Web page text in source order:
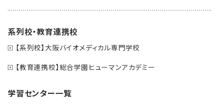
系列校・教育連携校
【系列校】大阪バイオメディカル専門学校
【教育連携校】総合学園ヒューマンアカデミー
学習センター一覧